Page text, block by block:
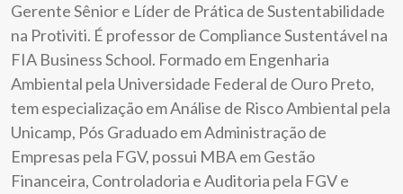
Gerente Sênior e Líder de Prática de Sustentabilidade
na Protiviti. É professor de Compliance Sustentável na
FIA Business School. Formado em Engenharia
Ambiental pela Universidade Federal de Ouro Preto,
tem especialização em Análise de Risco Ambiental pela
Unicamp, Pós Graduado em Administração de
Empresas pela FGV, possui MBA em Gestão
Financeira, Controladoria e Auditoria pela FGV e